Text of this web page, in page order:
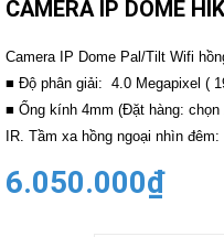
ĐỘNG
Hikvision
Camera
THIẾT
CAMERA IP DOME
Camera IP Dome Pal/Tilt Wifi
■ Độ phân giải: 4.0 Megapixel (
■ Ống kính 4mm (Đặt hàng:
IR. Tầm xa hồng ngoại nhìn
6.050.000₫